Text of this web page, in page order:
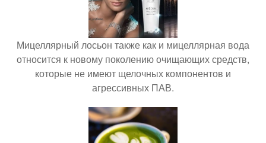
Мицеллярный лосьон также как и мицеллярная вода
относится к новому поколению очищающих средств,
которые не имеют щелочных компонентов и
агрессивных ПАВ.